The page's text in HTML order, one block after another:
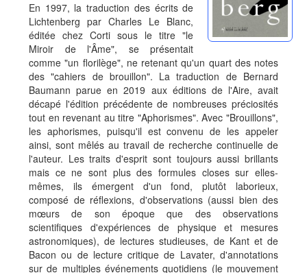
En 1997, la traduction des écrits de
Lichtenberg par Charles Le Blanc,
éditée chez Corti sous le titre "le
Miroir de l'Âme", se présentait
comme "un florilège", ne retenant qu'un quart des notes
des "cahiers de brouillon". La traduction de Bernard
Baumann parue en 2019 aux éditions de l'Aire, avait
décapé l'édition précédente de nombreuses préciosités
tout en revenant au titre "Aphorismes". Avec "Brouillons",
les aphorismes, puisqu'il est convenu de les appeler
ainsi, sont mêlés au travail de recherche continuelle de
l'auteur. Les traits d'esprit sont toujours aussi brillants
mais ce ne sont plus des formules closes sur elles-
mêmes, ils émergent d'un fond, plutôt laborieux,
composé de réflexions, d'observations (aussi bien des
mœurs de son époque que des observations
scientifiques d'expériences de physique et mesures
astronomiques), de lectures studieuses, de Kant et de
Bacon ou de lecture critique de Lavater, d'annotations
sur de multiples événements quotidiens (le mouvement